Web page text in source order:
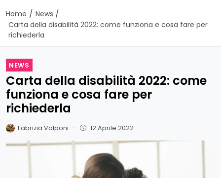
Home / News /
Carta della disabilità 2022: come funziona e cosa fare per
richiederla
NEWS
Carta della disabilità 2022: come
funziona e cosa fare per
richiederla
Fabrizia Volponi - 12 Aprile 2022